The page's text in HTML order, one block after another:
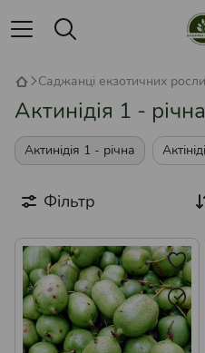
Саджанці екзотичних
Актинідія 1 - річна
Актинідія 1 - річна
Фільтр